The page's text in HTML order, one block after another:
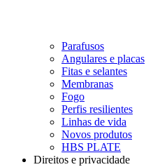
Parafusos
Angulares e placas
Fitas e selantes
Membranas
Fogo
Perfis resilientes
Linhas de vida
Novos produtos
HBS PLATE
Direitos e privacidade